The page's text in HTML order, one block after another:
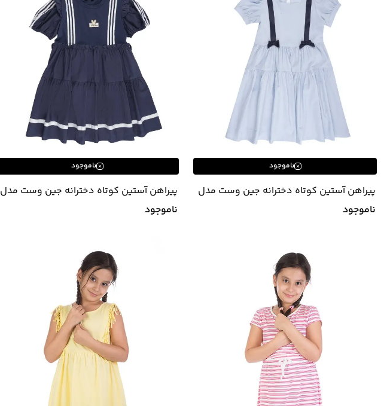
ناموجود
پیراهن آستین کوتاه دخترانه جین وست مدل
42642546
ناموجود
ناموجود
پیراهن آستین کوتاه دخترانه جین وست مدل
42642545
ناموجود